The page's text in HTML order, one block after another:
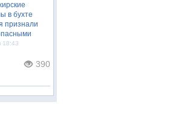
в бухте
признали
18:43
390